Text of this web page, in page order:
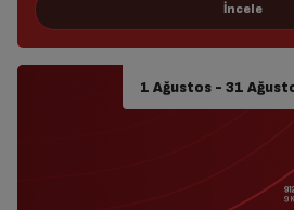
1 Ağustos - 31